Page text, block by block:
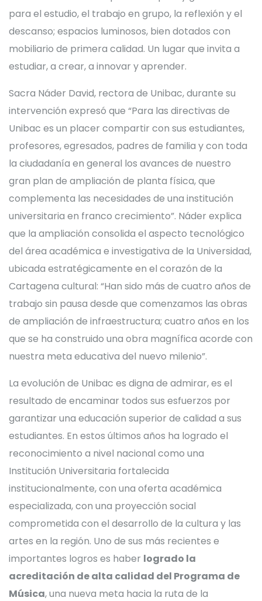
para el estudio, el trabajo en grupo, la reflexión y el
descanso; espacios luminosos, bien dotados con
mobiliario de primera calidad. Un lugar que invita a
estudiar, a crear, a innovar y aprender.
Sacra Náder David, rectora de Unibac, durante su
intervención expresó que “Para las directivas de
Unibac es un placer compartir con sus estudiantes,
profesores, egresados, padres de familia y con toda
la ciudadanía en general los avances de nuestro
gran plan de ampliación de planta física, que
complementa las necesidades de una institución
universitaria en franco crecimiento”. Náder explica
que la ampliación consolida el aspecto tecnológico
del área académica e investigativa de la Universidad,
ubicada estratégicamente en el corazón de la
Cartagena cultural: “Han sido más de cuatro años de
trabajo sin pausa desde que comenzamos las obras
de ampliación de infraestructura; cuatro años en los
que se ha construido una obra magnífica acorde con
nuestra meta educativa del nuevo milenio”.
La evolución de Unibac es digna de admirar, es el
resultado de encaminar todos sus esfuerzos por
garantizar una educación superior de calidad a sus
estudiantes. En estos últimos años ha logrado el
reconocimiento a nivel nacional como una
Institución Universitaria fortalecida
institucionalmente, con una oferta académica
especializada, con una proyección social
comprometida con el desarrollo de la cultura y las
artes en la región. Uno de sus más recientes e
importantes logros es haber logrado la
acreditación de alta calidad del Programa de
Música, una nueva meta hacia la ruta de la